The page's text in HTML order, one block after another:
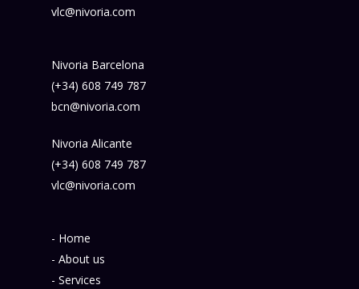
vlc@nivoria.com
Nivoria Barcelona
(+34) 608 749 787
bcn@nivoria.com
Nivoria Alicante
(+34) 608 749 787
vlc@nivoria.com
- Home
- About us
- Services